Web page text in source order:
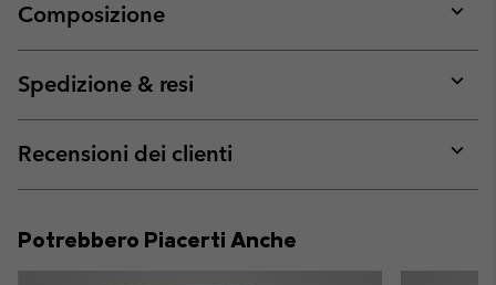
Composizione
or
Spedizione & resi
or
Recensioni dei clienti
or
Potrebbero Piacerti Anche